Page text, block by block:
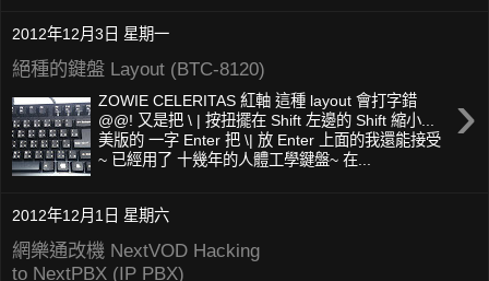
2012年12月3日 星期一
絕種的鍵盤 Layout (BTC-8120)
›
ZOWIE CELERITAS 紅軸 這種 layout 會打字錯
@@! 又是把 \ | 按扭擺在 Shift 左邊的 Shift 縮小...
美版的 一字 Enter 把 \| 放 Enter 上面的我還能接受
~ 已經用了 十幾年的人體工學鍵盤~ 在...
2012年12月1日 星期六
網樂通改機 NextVOD Hacking
to NextPBX (IP PBX)